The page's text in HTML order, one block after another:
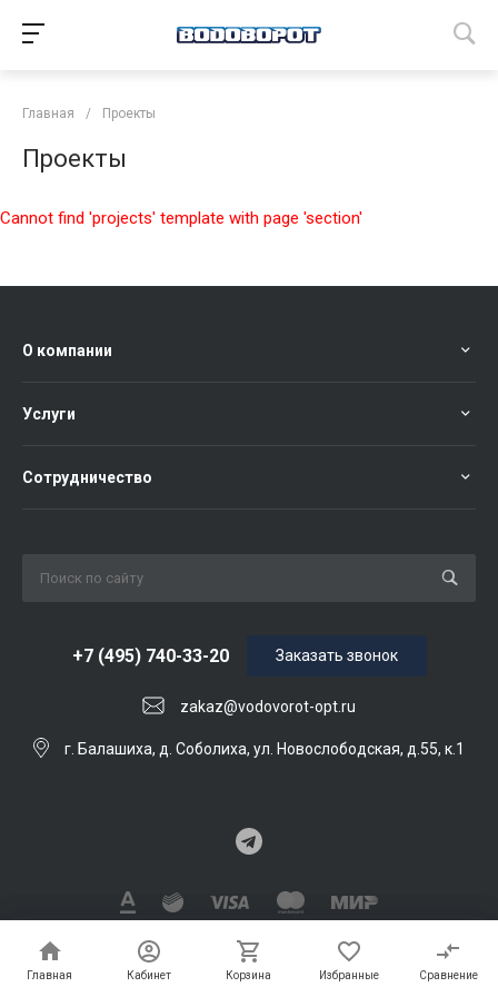
Главная Кабинет Корзина Избранные Сравнение
Главная Кабинет Корзина Избранные Сравнение
Главная / Проекты
Проекты
Cannot find 'projects' template with page 'section'
О компании
Услуги
Сотрудничество
+7 (495) 740-33-20
zakaz@vodovorot-opt.ru
Заказать звонок
г. Балашиха, д. Соболиха, ул. Новослободская, д.55, к.1
© 2026 ВОDОВОРОТ опт, Все права защищены